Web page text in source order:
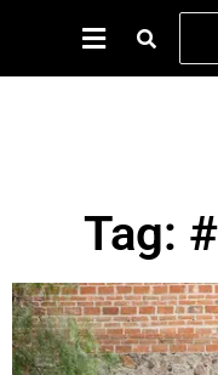
Tag: